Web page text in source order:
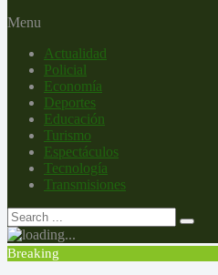
Menu
Actualidad
Policial
Economía
Deportes
Educación
Turismo
Espectáculos
Tecnología
Transmisiones
Breaking